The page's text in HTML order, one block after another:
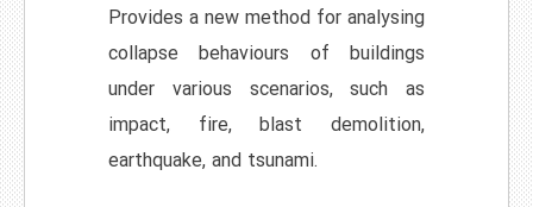
Provides a new method for analysing
collapse behaviours of buildings
under various scenarios, such as
impact, fire, blast demolition,
earthquake, and tsunami.